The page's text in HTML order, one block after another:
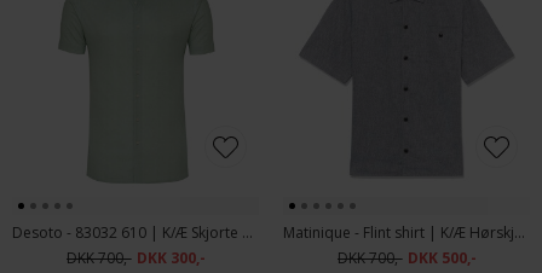
Desoto - 83032 610 | K/Æ Skjorte Lime Green
DKK 700,- DKK 300,-
Matinique - Flint shirt | K/Æ Hørskjorte Tradewinds
DKK 700,- DKK 500,-